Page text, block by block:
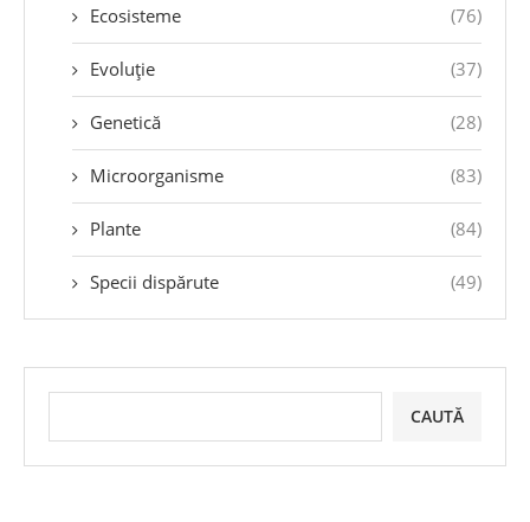
Ecosisteme (76)
Evoluție (37)
Genetică (28)
Microorganisme (83)
Plante (84)
Specii dispărute (49)
CAUTĂ